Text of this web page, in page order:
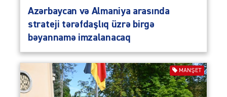
Azərbaycan və Almaniya arasında
strateji tərəfdaşlıq üzrə birgə
bəyannamə imzalanacaq
MANŞET